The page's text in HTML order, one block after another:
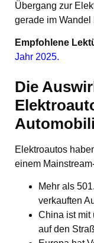
Übergang zur
gerade im Wandel
Empfohlene
Jahr 2025.
Die
Elektroautos
einem
Mehr als
verkauften
China ist mit
auf den